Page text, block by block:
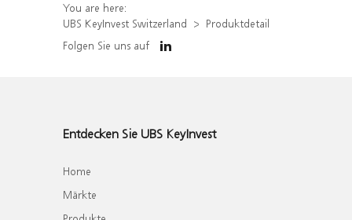
You are here:
UBS KeyInvest Switzerland
Produktdetail
Folgen Sie uns auf
Entdecken Sie UBS KeyInvest
Home
Märkte